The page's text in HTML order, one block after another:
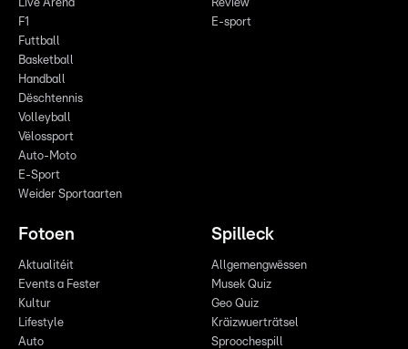
Live Arena
F1
Futtball
Basketball
Handball
Dëschtennis
Volleyball
Vëlossport
Auto-Moto
E-Sport
Weider Sportaarten
Review
E-sport
Fotoen
Aktualitéit
Events a Fester
Kultur
Lifestyle
Auto
Spilleck
Allgemengwëssen
Musek Quiz
Geo Quiz
Kräizwuerträtsel
Sproochespill